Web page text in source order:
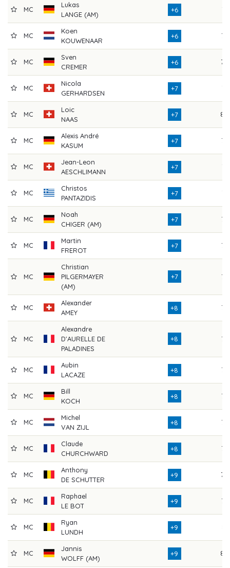
MC
Lukas
LANGE (AM)
+6 74
MC
Koen
KOUWENAAR
+6 73
MC
Sven
CREMER
+6 79
MC
Nicola
GERHARDSEN
+7 74
MC
Loic
NAAS
+7 80
MC
Alexis André
KASUM
+7 75
MC
Jean-Leon
AESCHLIMANN
+7 74
MC
Christos
PANTAZIDIS
+7 74
MC
Noah
CHIGER (AM)
+7 75
MC
Martin
FREROT
+7 77
MC
Christian
PILGERMAYER
(AM)
+7 77
MC
Alexander
AMEY
+8 73
MC
Alexandre
D'AURELLE DE
PALADINES
+8 77
MC
Aubin
LACAZE
+8 75
MC
Bill
KOCH
+8 75
MC
Michel
VAN ZIJL
+8 76
MC
Claude
CHURCHWARD
+8 77
MC
Anthony
DE SCHUTTER
+9 79
MC
Raphael
LE BOT
+9 75
MC
Ryan
LUNDH
+9
MC
Jannis
WOLFF (AM)
+9 80